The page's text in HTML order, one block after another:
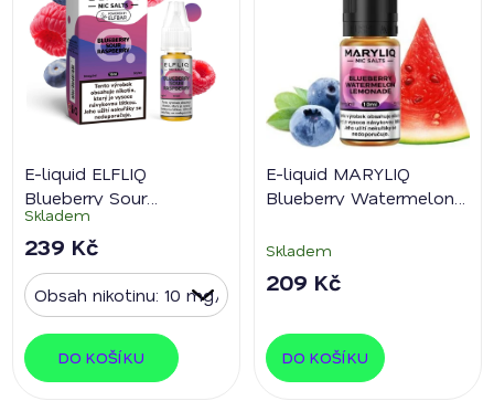
E-liquid ELFLIQ
Blueberry Sour
Raspberry
Skladem
239 Kč
DO KOŠÍKU
E-liquid MARYLIQ
Blueberry Watermelon
Skladem
209 Kč
DO KOŠÍKU